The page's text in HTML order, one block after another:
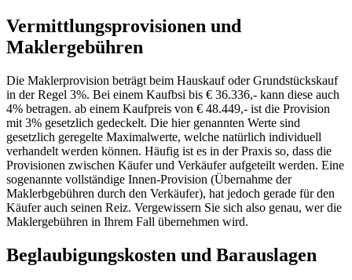
Vermittlungsprovisionen und
Maklergebühren
Die Maklerprovision beträgt beim Hauskauf oder Grundstückskauf
in der Regel 3%. Bei einem Kaufbsi bis € 36.336,- kann diese auch
4% betragen. ab einem Kaufpreis von € 48.449,- ist die Provision
mit 3% gesetzlich gedeckelt. Die hier genannten Werte sind
gesetzlich geregelte Maximalwerte, welche natürlich individuell
verhandelt werden können. Häufig ist es in der Praxis so, dass die
Provisionen zwischen Käufer und Verkäufer aufgeteilt werden. Eine
sogenannte vollständige Innen-Provision (Übernahme der
Maklerbgebühren durch den Verkäufer), hat jedoch gerade für den
Käufer auch seinen Reiz. Vergewissern Sie sich also genau, wer die
Maklergebühren in Ihrem Fall übernehmen wird.
Beglaubigungskosten und Barauslagen